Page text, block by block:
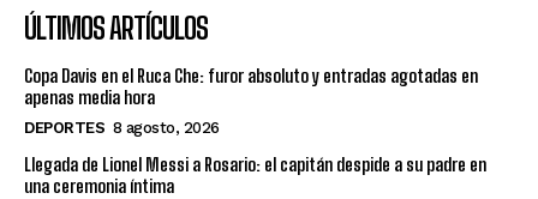
ÚLTIMOS ARTÍCULOS
Copa Davis en el Ruca Che: furor absoluto y entradas agotadas en
apenas media hora
DEPORTES 8 agosto, 2026
Llegada de Lionel Messi a Rosario: el capitán despide a su padre en
una ceremonia íntima